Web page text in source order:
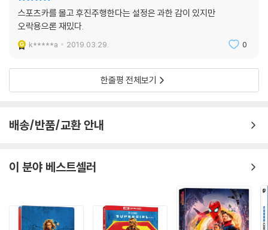
스포츠카를 몰고 후진주행한다는 설정은 과한 감이 있지만
오락용으론 재밌다.
k*****a 2019.03.29. 0
한줄평 전체보기
배송/반품/교환 안내
이 분야 베스트셀러